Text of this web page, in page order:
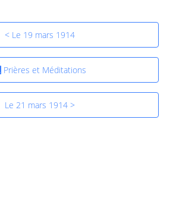
< Le 19 mars 1914
Prières et Méditations
Le 21 mars 1914 >